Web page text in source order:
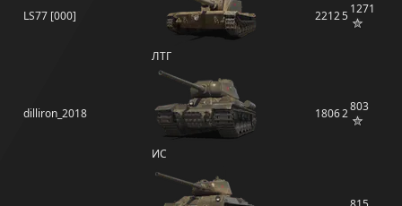
LS77 [000]
ЛТГ
221251271
dilliron_2018
ИС
18062803